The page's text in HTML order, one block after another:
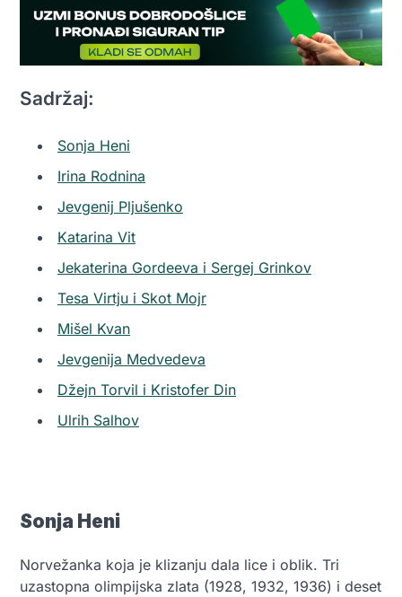
Sadržaj:
Sonja Heni
Irina Rodnina
Jevgenij Pljušenko
Katarina Vit
Jekaterina Gordeeva i Sergej Grinkov
Tesa Virtju i Skot Mojr
Mišel Kvan
Jevgenija Medvedeva
Džejn Torvil i Kristofer Din
Ulrih Salhov
Sonja Heni
Norvežanka koja je klizanju dala lice i oblik. Tri
uzastopna olimpijska zlata (1928, 1932, 1936) i deset